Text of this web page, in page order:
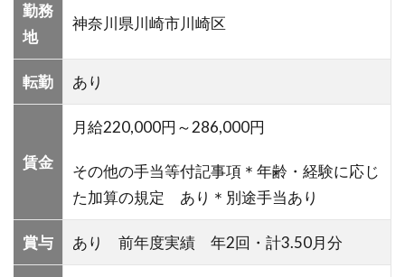
勤務
地
神奈川県川崎市川崎区
転勤 あり
賃金
月給220,000円～286,000円
その他の手当等付記事項＊年齢・経験に応じ
た加算の規定 あり＊別途手当あり
賞与 あり 前年度実績 年2回・計3.50月分